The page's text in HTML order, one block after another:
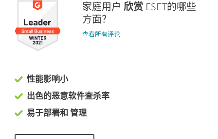
家庭用户欣赏 ESET的哪些
方面？
查看所有评论
性能影响小
出色的恶意软件查杀率
易于部署和 管理